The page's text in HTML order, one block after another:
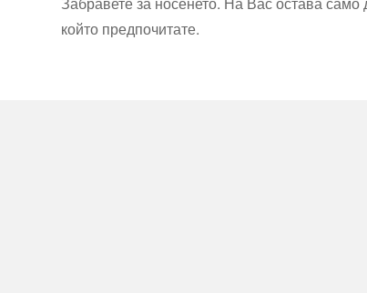
който предпочитате.